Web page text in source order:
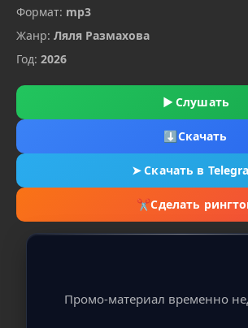
Формат: mp3
Жанр: Ляля Размахова
Год: 2026
▶ Слушать
⬇Скачать
➤Скачать в
✂Сделать
Промо-материал временно